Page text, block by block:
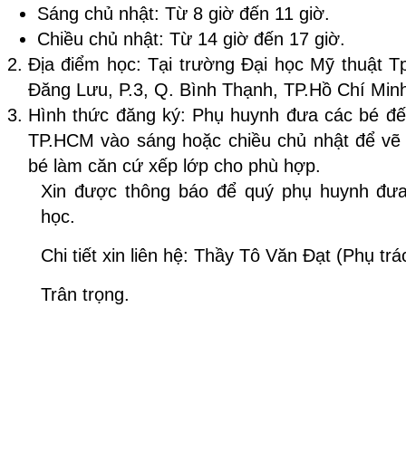
Sáng chủ nhật: Từ 8 giờ đến 11 giờ.
Chiều chủ nhật: Từ 14 giờ đến 17 giờ.
Địa điểm học: Tại trường Đại học Mỹ thuật
Đăng Lưu, P.3, Q. Bình Thạnh, TP.Hồ Chí
Hình thức đăng ký: Phụ huynh đưa các bé
TP.HCM vào sáng hoặc chiều chủ nhật để
bé làm căn cứ xếp lớp cho phù hợp.
Xin được thông báo để quý phụ huynh
học.
Chi tiết xin liên hệ: Thầy Tô Văn Đạt (Phụ
Trân trọng.